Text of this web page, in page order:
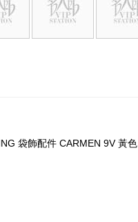
袋飾配件 CARMEN 9V 黃色